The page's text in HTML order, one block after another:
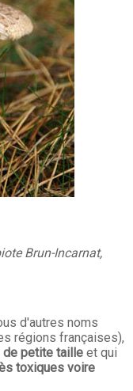
Brun-Incarnat,
d'autres noms
régions françaises),
de petite tailleet qui
toxiques voire